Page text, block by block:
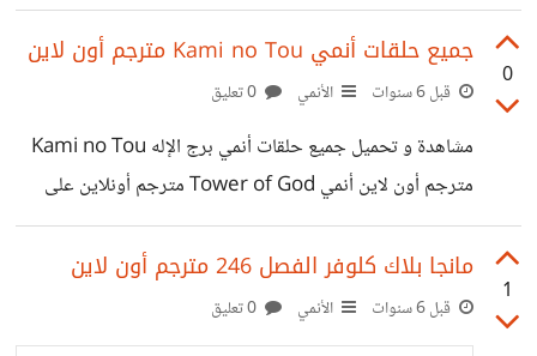
0
جميع حلقات أنمي Kami no Tou مترجم أون لاين
قبل 6 سنوات الأنمي
مشاهدة و تحميل جميع حلقات أنمي برج الإله Kami no Tou
مترجم أون لاين أنمي Tower of God مترجم أونلاين على
موقع OT4KU. الرابط :
http://www.ot4ku.com/2020/06/kami-no-
tou.html
1
مانجا بلاك كلوفر الفصل 246 مترجم أون لاين
قبل 6 سنوات الأنمي